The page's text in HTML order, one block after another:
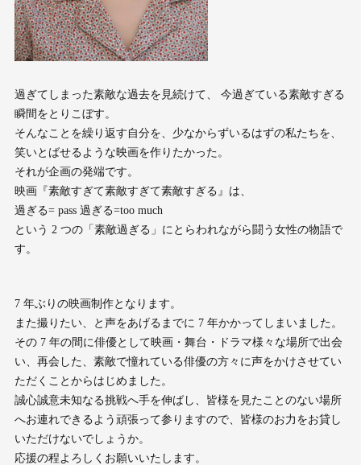
過ぎてしまった素敵な過去を見続けて、 今過ぎている素敵すぎる
瞬間をとりこぼす。
そんなことを繰り返す自分を、少なからずいるはずの私たちを、
笑いとばせるような映画を作りたかった。
それが企画の発端です。
映画『素敵すぎて素敵すぎて素敵すぎる』は、
過ぎる= pass 過ぎる=too much
という 2 つの「素敵過ぎる」にとらわれながら闘う女性の物語で
す。
7 年ぶりの映画制作となります。
また撮りたい、と声をあげるまでに 7 年かかってしまいました。
その 7 年の間に俳優として映画・舞台・ドラマ様々な場所で出会
い、再会した、素敵で憧れている俳優の方々に声をかけさせてい
ただくことからはじめました。
誠心誠意未知なる挑戦へ手を伸ばし、皆様を見たことのない場所
へお連れできるよう頑張って参りますので、皆様のお力をお貸し
いただけないでしょうか。
応援の程よろしくお願いいたします。